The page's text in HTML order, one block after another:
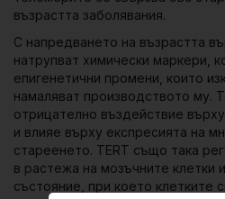
възрастта заболявания.
С напредването на възрастта
натрупват химически маркери,
епигенетични промени, които
намаляват производството му.
отрицателно въздействие
и влияе върху експресията на
стареенето. TERT също така
в растежа на мозъчните
състояние, при което клетките